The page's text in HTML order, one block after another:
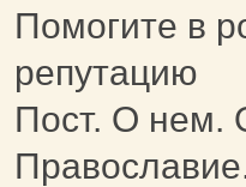
Помогите в
репутацию
Пост. О нем.